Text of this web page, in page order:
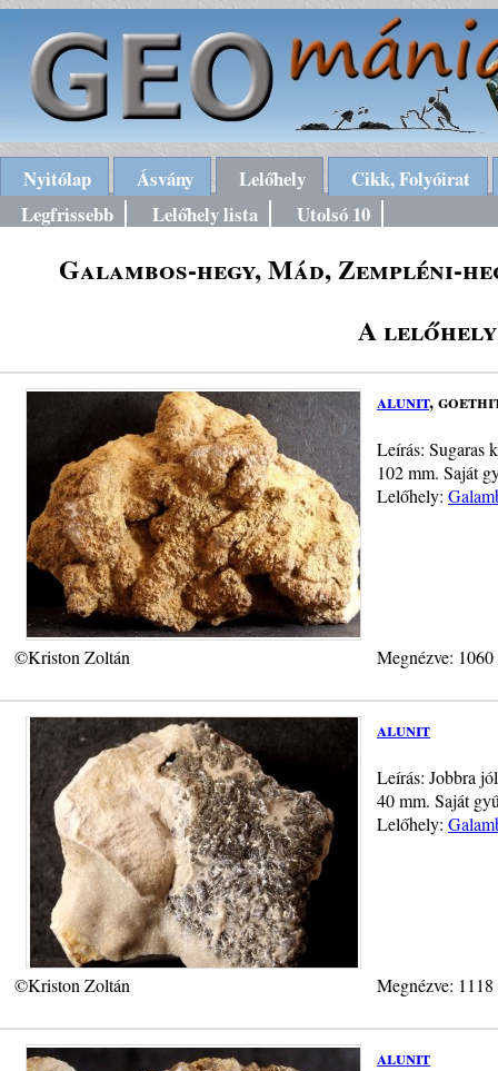
Nyitólap Ásvány Lelőhely
Cikk, Folyóirat
Legfrissebb
Lelőhely lista Utolsó 10
Galambos-hegy, Mád, Zempléni-
A lelőhely
alunit,
Leírás: Sugaras
102 mm. Saját
Lelőhely:
©Kriston Zoltán Megnézve:
alunit
Leírás: Jobbra
40 mm. Saját
Lelőhely:
©Kriston Zoltán Megnézve:
alunit